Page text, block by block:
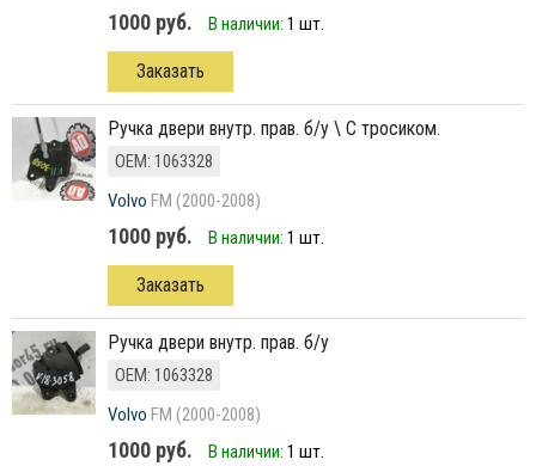
1000 руб. В наличии: 1 шт.
Заказать
ручка двери внутр. прав. б/у \ С тросиком.
ОЕМ: 1063328
Volvo FM (2000-2008)
1000 руб. В наличии: 1 шт.
Заказать
ручка двери внутр. прав. б/у
ОЕМ: 1063328
Volvo FM (2000-2008)
1000 руб. В наличии: 1 шт.